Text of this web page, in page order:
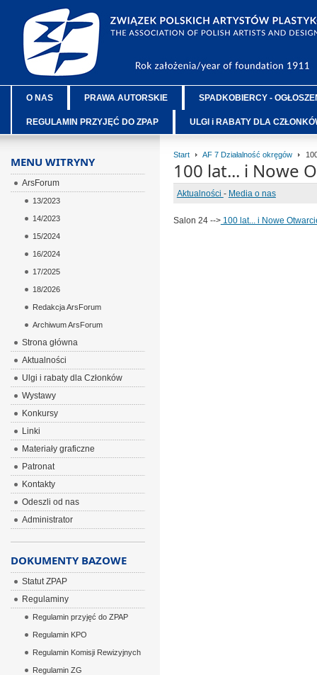
O NAS PRAWA AUTORSKIE SPADKOBIERCY -
REGULAMIN PRZYJĘĆ DO ZPAP ULGI i RABATY DLA
Start AF 7 Działalność okręgów
100 lat... i Nowe
Aktualności - Media o nas
Salon 24 -->100 lat... i Nowe
MENU WITRYNY
ArsForum
13/2023
14/2023
15/2024
16/2024
17/2025
18/2026
Redakcja ArsForum
Archiwum ArsForum
Strona główna
Aktualności
Ulgi i rabaty dla Członków
Wystawy
Konkursy
Linki
Materiały graficzne
Patronat
Kontakty
Odeszli od nas
Administrator
DOKUMENTY BAZOWE
Statut ZPAP
Regulaminy
Regulamin przyjęć do ZPAP
Regulamin KPO
Regulamin Komisji Rewizyjnych
Regulamin ZG